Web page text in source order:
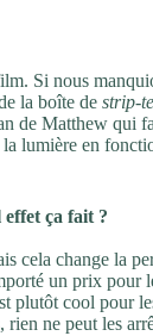
Si nous
la boîte de strip-
de Matthew qui
lumière en
ça fait ?
cela change la
un prix pour
plutôt cool pour
ne peut les